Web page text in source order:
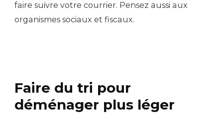
faire suivre votre courrier. Pensez aussi aux
organismes sociaux et fiscaux.
Faire du tri pour
déménager plus léger